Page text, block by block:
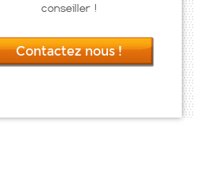
conseiller !
Contactez nous !